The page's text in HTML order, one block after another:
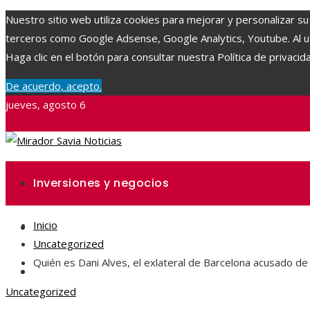
Nuestro sitio web utiliza cookies para mejorar y personalizar
terceros como Google Adsense, Google Analytics, Youtube.
Haga clic en el botón para consultar nuestra Política de
De acuerdo, acepto.
jueves, agosto 6
Inversiones y negocios
Ciencia y tecnología
Responsabilidad social
Inicio
Uncategorized
Quién es Dani Alves, el exlateral de Barcelona acusado
Uncategorized